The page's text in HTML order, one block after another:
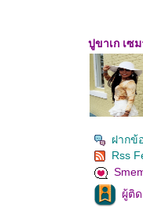
ปูขาเก เซ
ฝากข้
Rss
ผู้ติ